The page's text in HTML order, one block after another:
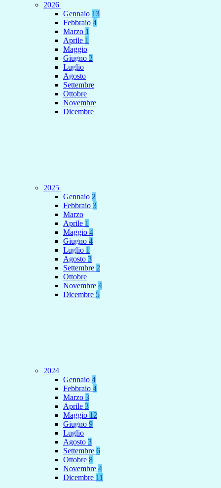
2026
Gennaio 13
Febbraio 4
Marzo 1
Aprile 1
Maggio
Giugno 2
Luglio
Agosto
Settembre
Ottobre
Novembre
Dicembre
2025
Gennaio 2
Febbraio 3
Marzo
Aprile 1
Maggio 4
Giugno 4
Luglio 1
Agosto 3
Settembre 2
Ottobre
Novembre 4
Dicembre 5
2024
Gennaio 4
Febbraio 4
Marzo 3
Aprile 3
Maggio 12
Giugno 9
Luglio
Agosto 3
Settembre 6
Ottobre 8
Novembre 4
Dicembre 11